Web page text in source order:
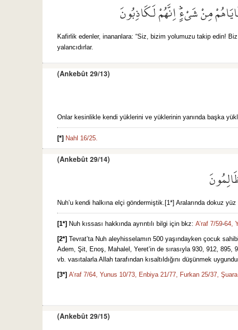
مِنْ شَيْءٍۜ اِنَّهُمْ لَكَاذِبُونَ
Kafirlik edenler, inananlara: “Siz, bizim yolumuzu takip edin!
yalancıdırlar.
(Ankebût 29/13)
Onlar kesinlikle kendi yüklerini ve yüklerinin yanında başka
[*] Nahl 16/25.
(Ankebût 29/14)
Nuh’u kendi halkına elçi göndermiştik.[1*] Aralarında dokuz
[1*] Nuh kıssası hakkında ayrıntılı bilgi için bkz: A’raf 7/59-64,
[2*] Tevrat’ta Nuh aleyhisselamın 500 yaşındayken çocuk
Adem, Şit, Enoş, Mahalel, Yeret’in de sırasıyla 930, 912, 895,
vb. vasıtalarla Allah tarafından kısaltıldığını düşünmek
[3*] A’raf 7/64, Yunus 10/73, Enbiya 21/77, Furkan 25/37,
(Ankebût 29/15)